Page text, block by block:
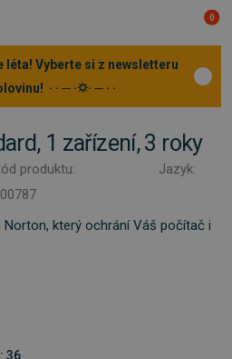
0
léta! Vyberte si z newsletteru
· · ─ ·⛭· ─ · ·
1 zařízení, 3 roky
produktu:
Jazyk:
Norton, který ochrání Váš počítač i
36